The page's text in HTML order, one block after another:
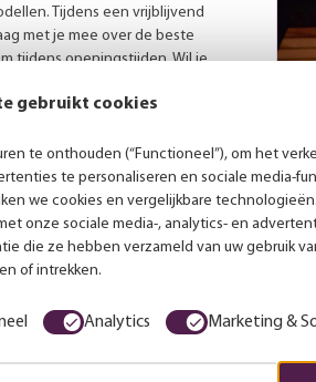
Tijdens een vrijblijvend
met je mee over de beste
tijdens openingstijden. Wil je
een afspraak in.
gebruikt cookies
te onthouden (“Functioneel”), om het
te personaliseren en sociale media-
we cookies en vergelijkbare
onze sociale media-, analytics- en
die ze hebben verzameld van uw gebruik
of intrekken.
Analytics Marketing &